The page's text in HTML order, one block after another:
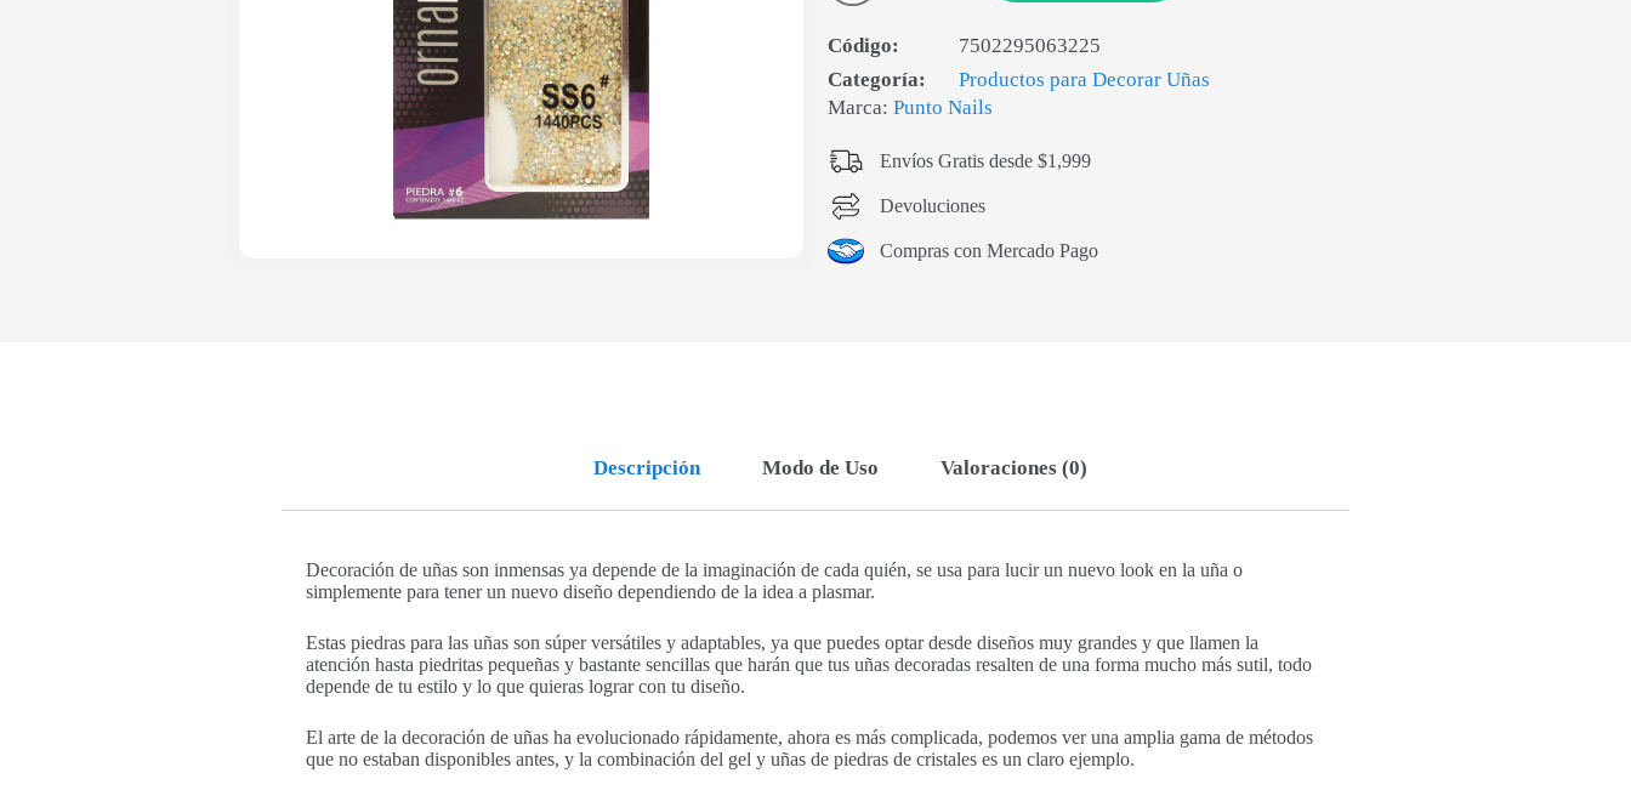
Código:
7502295063225
Categoría:
Productos para Decorar Uñas
Marca: Punto Nails
Envíos Gratis desde $1,999
Devoluciones
Compras con Mercado Pago
Descripción Modo de Uso Valoraciones (0)
Decoración de uñas son inmensas ya depende de la imaginación de cada quién, se usa para lucir un nuevo look en la uña o
simplemente para tener un nuevo diseño dependiendo de la idea a plasmar.
Estas piedras para las uñas son súper versátiles y adaptables, ya que puedes optar desde diseños muy grandes y que llamen la
atención hasta piedritas pequeñas y bastante sencillas que harán que tus uñas decoradas resalten de una forma mucho más sutil, todo
depende de tu estilo y lo que quieras lograr con tu diseño.
El arte de la decoración de uñas ha evolucionado rápidamente, ahora es más complicada, podemos ver una amplia gama de métodos
que no estaban disponibles antes, y la combinación del gel y uñas de piedras de cristales es un claro ejemplo.